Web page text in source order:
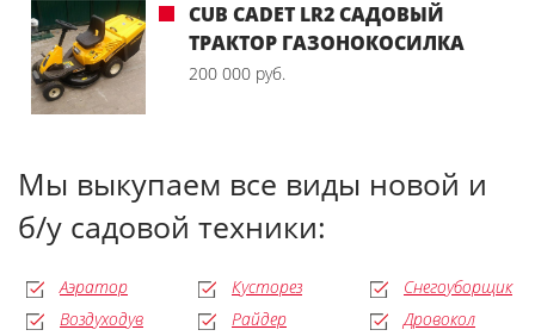
CUB CADET LR2 САДОВЫЙ
ТРАКТОР ГАЗОНОКОСИЛКА
200 000 руб.
Мы выкупаем все виды новой и
б/у садовой техники:
Аэратор
Воздуходув
Кусторез
Райдер
Снегоуборщик
Дровокол